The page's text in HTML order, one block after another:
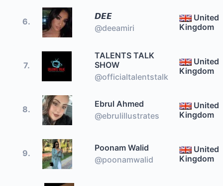
6.
𝘿𝙀𝙀
@deeamiri
United
Kingdom
7.
TALENTS TALK
SHOW
@officialtalentstalk
United
Kingdom
8.
Ebrul Ahmed
@ebrulillustrates
United
Kingdom
9.
Poonam Walid
@poonamwalid
United
Kingdom